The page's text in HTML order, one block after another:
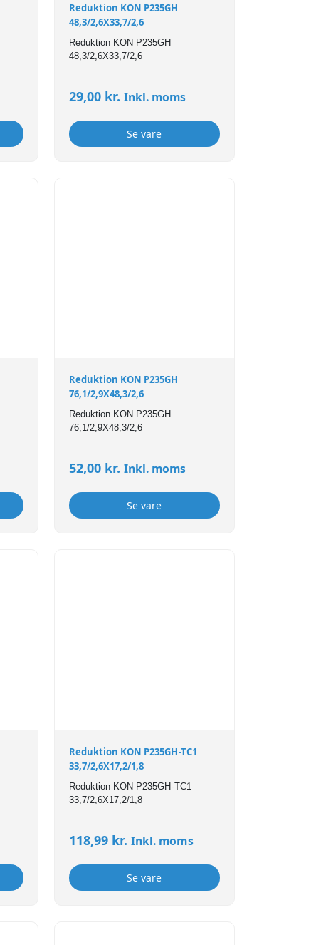
Reduktion KON P235GH
48,3/2,6X33,7/2,6
Reduktion KON P235GH
48,3/2,6X33,7/2,6
29,00 kr. Inkl. moms
Se vare
Reduktion KON P235GH
76,1/2,9X48,3/2,6
Reduktion KON P235GH
76,1/2,9X48,3/2,6
52,00 kr. Inkl. moms
Se vare
Reduktion KON P235GH-TC1
33,7/2,6X17,2/1,8
Reduktion KON P235GH-TC1
33,7/2,6X17,2/1,8
118,99 kr. Inkl. moms
Se vare